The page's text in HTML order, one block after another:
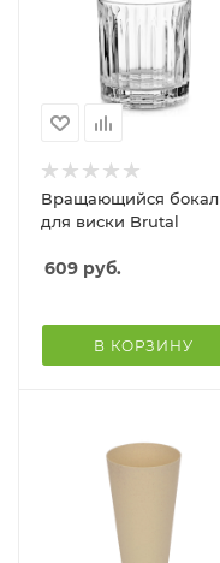
Вращающийся бокал
для виски Brutal
609 руб.
В КОРЗИНУ